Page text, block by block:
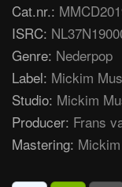
Cat.nr.:
ISRC:
Genre: Nederpop
Label: Mickim
Studio: Mickim
Producer: Frans
Mastering: